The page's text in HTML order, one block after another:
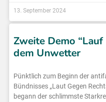
13. September 2024
Zweite Demo
dem Unwetter
Pünktlich zum Beginn der
Bündnisses „Laut Gegen
begann der schlimmste